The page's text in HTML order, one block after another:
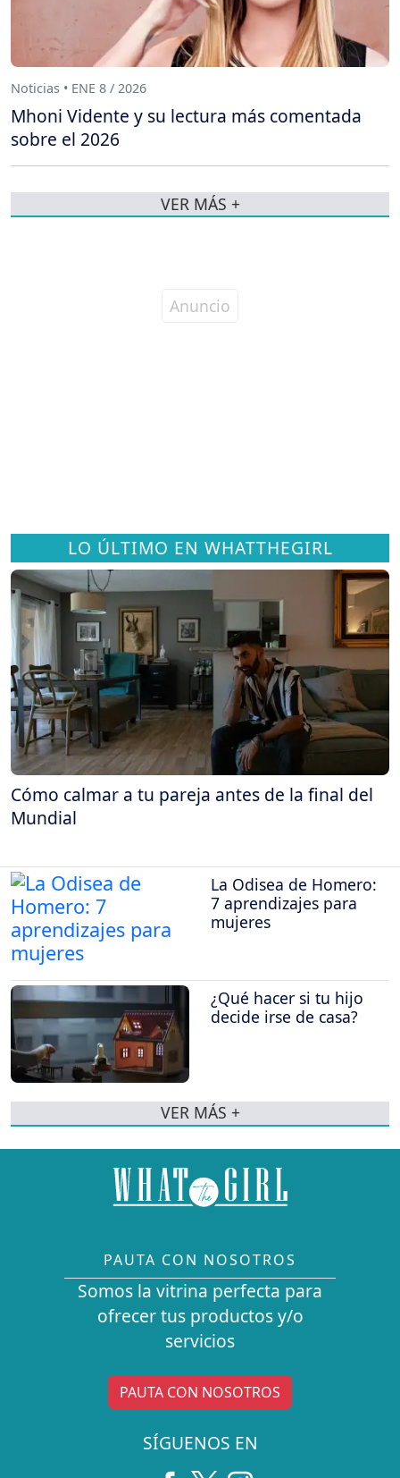
LO ÚLTIMO EN WHATTHEGIRL
Cómo calmar a tu pareja antes de la final del
Mundial
La Odisea de Homero:
7 aprendizajes para
mujeres
¿Qué hacer si tu hijo
decide irse de casa?
VER MÁS +
Noticias • ENE 8 / 2026
Mhoni Vidente y su lectura más comentada
sobre el 2026
VER MÁS +
PAUTA CON NOSOTROS
Somos la vitrina perfecta para
ofrecer tus productos y/o
servicios
PAUTA CON NOSOTROS
SÍGUENOS EN